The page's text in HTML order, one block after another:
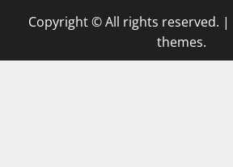
Copyright © All rights reserved. |
themes.